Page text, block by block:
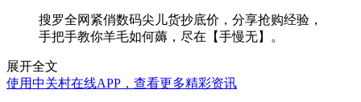
搜罗全网紧俏数码尖儿货抄底价，分享抢购经验，
手把手教你羊毛如何薅，尽在【手慢无】。
展开全文
使用中关村在线APP，查看更多精彩资讯